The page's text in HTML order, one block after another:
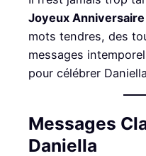
Joyeux Anniversaire
mots tendres, des
messages
pour célébrer
Messages
Daniella